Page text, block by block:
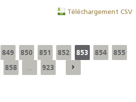
Téléchargement CSV
849 850 851 852 853 854
855
858 923